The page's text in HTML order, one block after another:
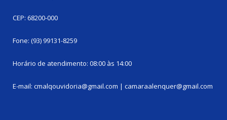
CEP: 68200-000
Fone: (93) 99131-8259
Horário de atendimento: 08:00 às 14:00
E-mail: cmalqouvidoria@gmail.com | camaraalenquer@gmail.com